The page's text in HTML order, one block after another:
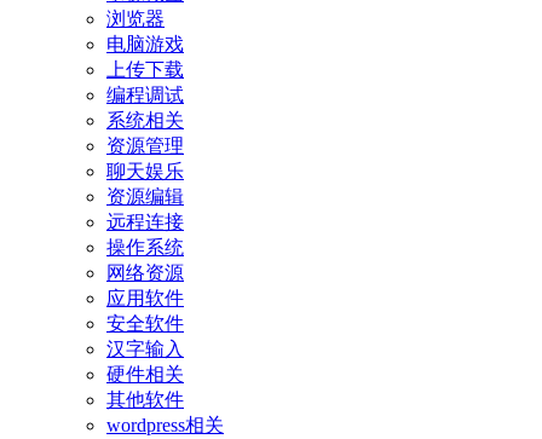
浏览器
电脑游戏
上传下载
编程调试
系统相关
资源管理
聊天娱乐
资源编辑
远程连接
操作系统
网络资源
应用软件
安全软件
汉字输入
硬件相关
其他软件
wordpress相关